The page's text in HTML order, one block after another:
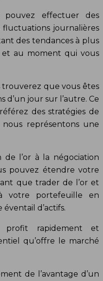
effectuer des
fluctuations journalières
des tendances à plus
et au moment qui vous
trouverez que vous êtes
d’un jour sur l’autre. Ce
des stratégies de
représentons une
l’or à la négociation
pouvez étendre votre
que trader de l’or et
votre portefeuille en
d’actifs.
profit rapidement et
qu’offre le marché
de l’avantage d’un